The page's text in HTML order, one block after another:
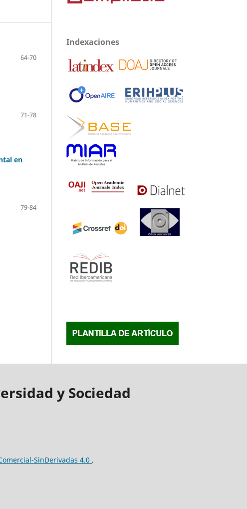
64-70
71-78
en
79-84
Indexaciones
y Sociedad
SinDerivadas 4.0 .